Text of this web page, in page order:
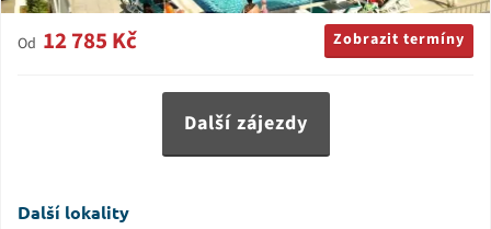
Od 12 785 Kč Zobrazit termíny
Další zájezdy
Další lokality